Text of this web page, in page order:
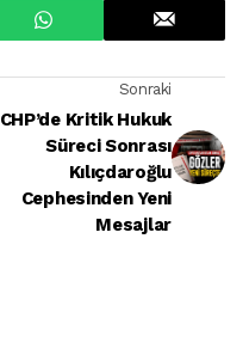
Sonraki
CHP’de Kritik Hukuk
Süreci Sonrası
Kılıçdaroğlu
Cephesinden Yeni
Mesajlar